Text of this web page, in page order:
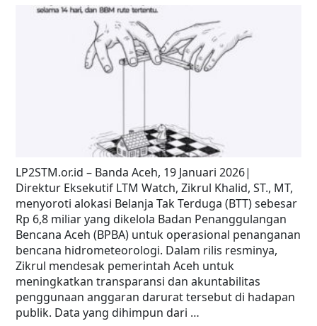
LP2STM.or.id – Banda Aceh, 19 Januari 2026|
Direktur Eksekutif LTM Watch, Zikrul Khalid, ST., MT,
menyoroti alokasi Belanja Tak Terduga (BTT) sebesar
Rp 6,8 miliar yang dikelola Badan Penanggulangan
Bencana Aceh (BPBA) untuk operasional penanganan
bencana hidrometeorologi. Dalam rilis resminya,
Zikrul mendesak pemerintah Aceh untuk
meningkatkan transparansi dan akuntabilitas
penggunaan anggaran darurat tersebut di hadapan
publik. Data yang dihimpun dari …